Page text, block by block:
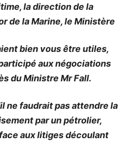
la direction de la
de la Marine, le Ministère
bien vous être utiles,
aux négociations
du Ministre Mr Fall.
ne faudrait pas attendre la
par un pétrolier,
aux litiges découlant